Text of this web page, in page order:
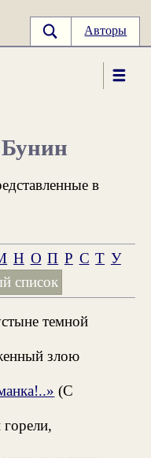
Авторы
в
Н О П Р С Т У
список
темной
злою
(С